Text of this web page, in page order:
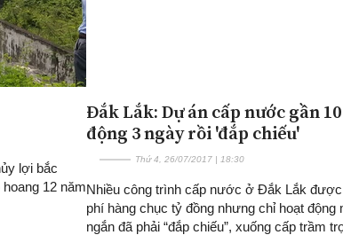
lợi bắc
12 năm
Đắk Lắk: Dự án cấp nước gần
động 3 ngày rồi 'đắp chiếu'
Thứ 4, 26/07/2017 | 18:30
Nhiều công trình cấp nước ở Đắk Lắk
phí hàng chục tỷ đồng nhưng chỉ hoạt động
ngắn đã phải “đắp chiếu”, xuống cấp trầm